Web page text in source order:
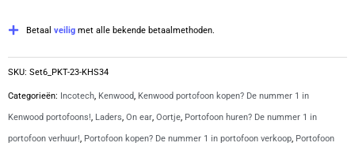
Betaal veilig met alle bekende betaalmethoden.
SKU: Set6_PKT-23-KHS34
Categorieën: Incotech, Kenwood, Kenwood portofoon kopen? De nummer 1 in
Kenwood portofoons!, Laders, On ear, Oortje, Portofoon huren? De nummer 1 in
portofoon verhuur!, Portofoon kopen? De nummer 1 in portofoon verkoop, Portofoon